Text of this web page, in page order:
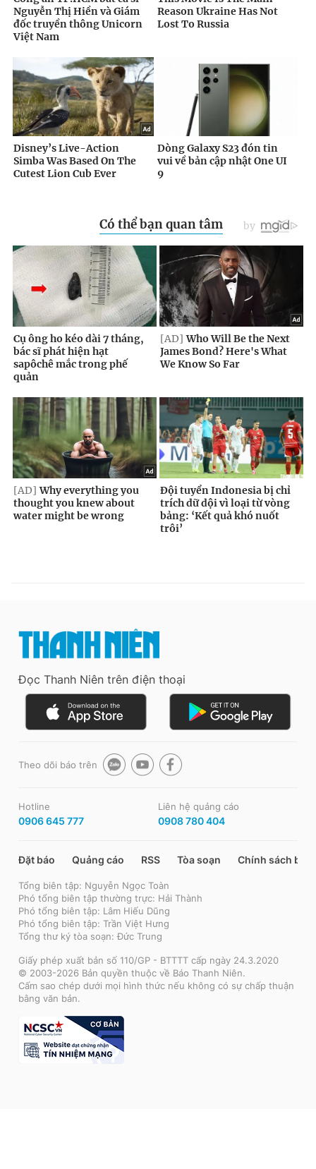
Đọc Thanh Niên trên điện thoại
Theo dõi báo trên
Hotline
0906 645 777
Liên hệ quảng cáo
0908 780 404
Đặt báo Quảng cáo RSS Tòa soạn Chính sách bảo
Tổng biên tập: Nguyễn Ngọc Toàn
Phó tổng biên tập thường trực: Hải Thành
Phó tổng biên tập: Lâm Hiếu Dũng
Phó tổng biên tập: Trần Việt Hưng
Tổng thư ký tòa soạn: Đức Trung
Giấy phép xuất bản số 110/GP - BTTTT cấp ngày 24.3.2020
© 2003-2026 Bản quyền thuộc về Báo Thanh Niên.
Cấm sao chép dưới mọi hình thức nếu không có sự chấp thuận
bằng văn bản.